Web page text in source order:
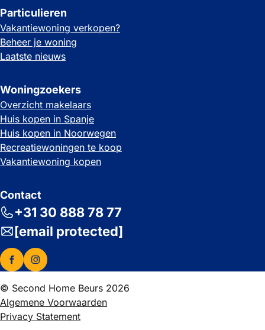
Particulieren
Vakantiewoning verkopen?
Beheer je woning
Laatste nieuws
Woningzoekers
Overzicht makelaars
Huis kopen in Spanje
Huis kopen in Noorwegen
Recreatiewoningen te koop
Vakantiewoning kopen
Contact
+31 30 888 78 77
[email protected]
© Second Home Beurs 2026
Algemene Voorwaarden
Privacy Statement